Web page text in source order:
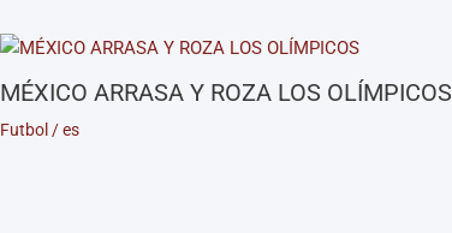
MÉXICO ARRASA Y ROZA LOS OLÍMPICOS
Futbol /es